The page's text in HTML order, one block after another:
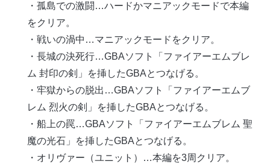
・孤島での激闘…ハードかマニアックモードで本編
をクリア。
・戦いの渦中…マニアックモードをクリア。
・長城の決死行…GBAソフト「ファイアーエムブレ
ム 封印の剣」を挿したGBAとつなげる。
・牢獄からの脱出…GBAソフト「ファイアーエムブ
レム 烈火の剣」を挿したGBAとつなげる。
・船上の罠…GBAソフト「ファイアーエムブレム 聖
魔の光石」を挿したGBAとつなげる。
・オリヴァー（ユニット）…本編を3周クリア。